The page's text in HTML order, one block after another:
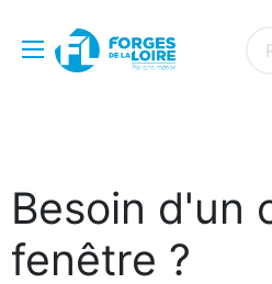
Besoin d'un
fenêtre ?